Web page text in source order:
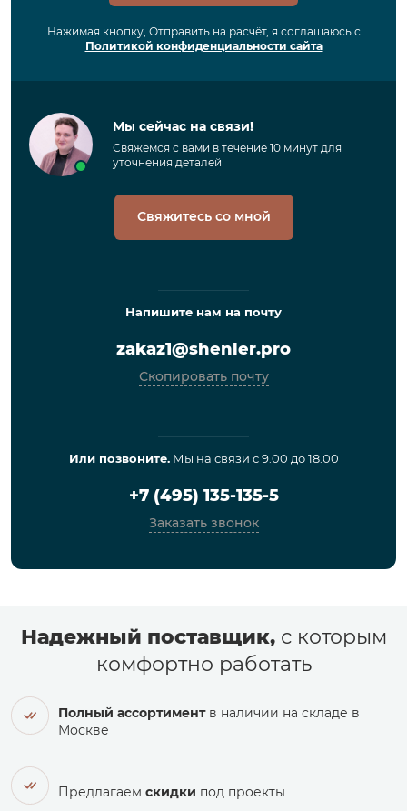
Нажимая кнопку, Отправить на расчёт, я соглашаюсь с
Политикой конфиденциальности сайта
Мы сейчас на связи!
Свяжемся с вами в течение 10 минут для
уточнения деталей
Свяжитесь со мной
Напишите нам на почту
zakaz1@shenler.pro
Скопировать почту
Или позвоните.Мы на связи с 9.00 до 18.00
+7 (495) 135-135-5
Заказать звонок
Надежный поставщик,с которым
комфортно работать
Полный ассортиментв наличии на складе в
Москве
Предлагаем скидки под проекты